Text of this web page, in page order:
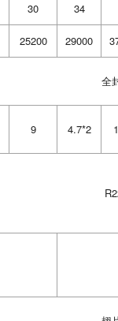
30 34
25200 29000
全
9 4.7*2